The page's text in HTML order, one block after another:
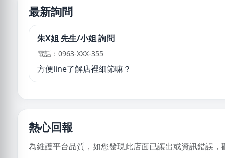
最新詢問
朱X姐 先生/小姐 詢問
電話：0963-XXX-355
方便line了解店裡細節嘛？
熱心回報
為維護平台品質，如您發現此店面已讓出或資訊錯誤